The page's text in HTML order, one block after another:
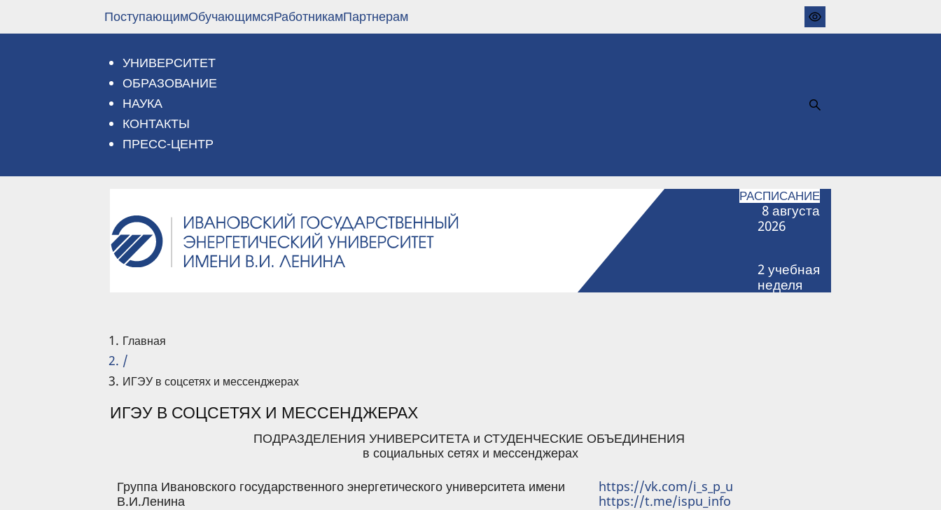
основному
ПоступающимОбучающимсяРаботникамПартнерам
УНИВЕРСИТЕТ
ОБРАЗОВАНИЕ
НАУКА
КОНТАКТЫ
ПРЕСС-ЦЕНТР
РАСПИСАНИЕ
8августа
2026
2учебная
неделя
Главная
/
ИГЭУ в соцсетях и мессенджерах
ИГЭУ В СОЦСЕТЯХ И МЕССЕНДЖЕРАХ
ПОДРАЗДЕЛЕНИЯ УНИВЕРСИТЕТА и СТУДЕНЧЕСКИЕ ОБЪЕДИНЕНИЯ
в социальных сетях и мессенджерах
Группа Ивановского государственного энергетического университета имени
В.И.Ленина
https://vk.com/i_s_p_u
https://t.me/ispu_info